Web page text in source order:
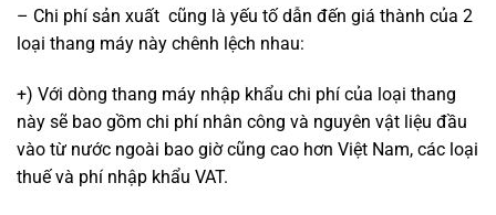
– Chi phí sản xuất cũng là yếu tố dẫn đến giá thành của 2
loại thang máy này chênh lệch nhau:
+) Với dòng thang máy nhập khẩu chi phí của loại thang
này sẽ bao gồm chi phí nhân công và nguyên vật liệu đầu
vào từ nước ngoài bao giờ cũng cao hơn Việt Nam, các loại
thuế và phí nhập khẩu VAT.